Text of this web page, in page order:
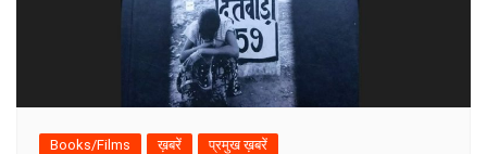
Books/Films ख़बरें प्रमुख ख़बरें